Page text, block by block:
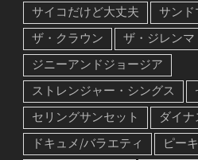
サイコだけど大丈夫
サンド
ザ・クラウン
ザ・ジレンマ
ジニーアンドジョージア
ストレンジャー・シングス
セリングサンセット
ダイナ
ドキュメ/バラエティ
ピー